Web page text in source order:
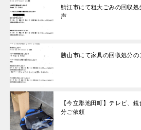
鯖江市にて粗大ごみの回収
声
勝山市にて家具の回収処分
【今立郡池田町】テレビ、
分ご依頼